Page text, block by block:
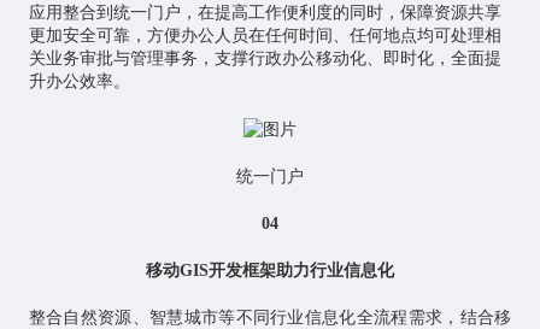
应用整合到统一门户，在提高工作便利度的同时，保障资源共享
更加安全可靠，方便办公人员在任何时间、任何地点均可处理相
关业务审批与管理事务，支撑行政办公移动化、即时化，全面提
升办公效率。
统一门户
04
移动GIS开发框架助力行业信息化
整合自然资源、智慧城市等不同行业信息化全流程需求，结合移